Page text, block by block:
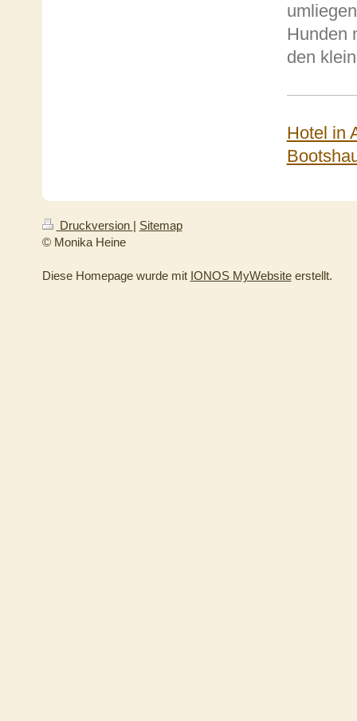
Hunden
den
Hotel in
Druckversion | Sitemap
© Monika Heine
Diese Homepage wurde mit IONOS MyWebsiteerstellt.